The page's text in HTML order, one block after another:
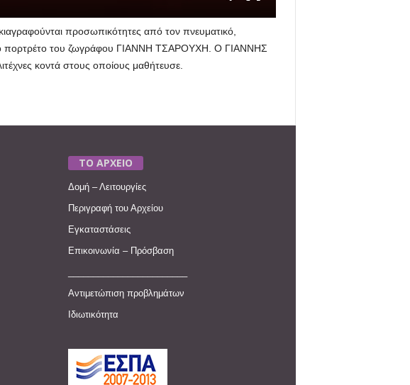
προσωπικότητες από τον πνευματικό,
το πορτρέτο του ζωγράφου ΓΙΑΝΝΗ ΤΣΑΡΟΥΧΗ. Ο ΓΙΑΝΝΗΣ
κοντά στους οποίους μαθήτευσε.
ΤΟ ΑΡΧΕΙΟ
Δομή – Λειτουργίες
Περιγραφή του Αρχείου
Εγκαταστάσεις
Επικοινωνία – Πρόσβαση
Αντιμετώπιση προβλημάτων
Ιδιωτικότητα